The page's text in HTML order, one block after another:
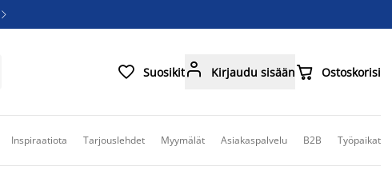

 Suosikit Kirjaudu sisään Ostoskorisi
Inspiraatiota Tarjouslehdet Myymälät Asiakaspalvelu B2B Työpaikat